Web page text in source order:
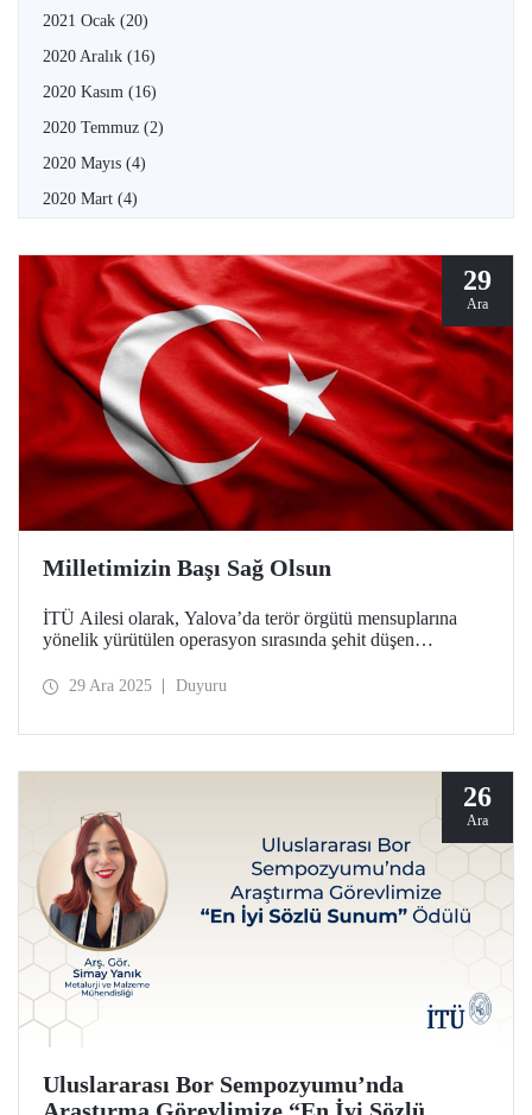
2021 Ocak (20)
2020 Aralık (16)
2020 Kasım (16)
2020 Temmuz (2)
2020 Mayıs (4)
2020 Mart (4)
29
Ara
Milletimizin Başı Sağ Olsun
İTÜ Ailesi olarak, Yalova’da terör örgütü mensuplarına
yönelik yürütülen operasyon sırasında şehit düşen
yaralanan güvenlik güçlerimize acil şifalar dileriz.
29 Ara 2025 Duyuru
26
Ara
Uluslararası Bor Sempozyumu’nda